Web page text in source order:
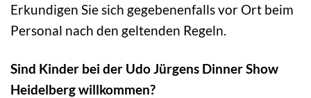
Erkundigen Sie sich gegebenenfalls vor Ort beim
Personal nach den geltenden Regeln.
Sind Kinder bei der Udo Jürgens Dinner Show
Heidelberg willkommen?